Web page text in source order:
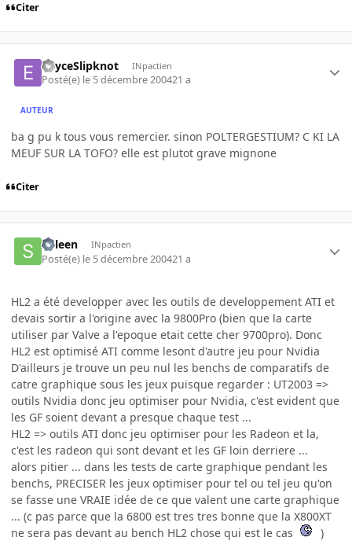
Citer
EnyceSlipknot INpactien
Posté(e) le 5 décembre 200421 a
AUTEUR
ba g pu k tous vous remercier. sinon POLTERGESTIUM? C KI LA
MEUF SUR LA TOFO? elle est plutot grave mignone
Citer
Spleen INpactien
Posté(e) le 5 décembre 200421 a
HL2 a été developper avec les outils de developpement ATI et
devais sortir a l'origine avec la 9800Pro (bien que la carte
utiliser par Valve a l'epoque etait cette cher 9700pro). Donc
HL2 est optimisé ATI comme lesont d'autre jeu pour Nvidia
D'ailleurs je trouve un peu nul les benchs de comparatifs de
catre graphique sous les jeux puisque regarder : UT2003 =>
outils Nvidia donc jeu optimiser pour Nvidia, c'est evident que
les GF soient devant a presque chaque test ...
HL2 => outils ATI donc jeu optimiser pour les Radeon et la,
c'est les radeon qui sont devant et les GF loin derriere ...
alors pitier ... dans les tests de carte graphique pendant les
benchs, PRECISER les jeux optimiser pour tel ou tel jeu qu'on
se fasse une VRAIE idée de ce que valent une carte graphique
... (c pas parce que la 6800 est tres tres bonne que la X800XT
ne sera pas devant au bench HL2 chose qui est le cas
)